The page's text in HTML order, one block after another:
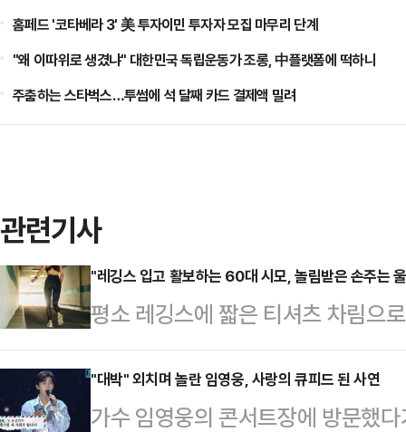
홈페드 '코타베라 3' 美 투자이민 투자자 모집 마무리 단계
"왜 이따위로 생겼냐" 대한민국 독립운동가 조롱, 中플랫폼에 떡하니
주춤하는 스타벅스…투썸에 석 달째 카드 결제액 밀려
관련기사
"레깅스 입고 활보하는 60대 시모, 놀림받은 손주는
평소 레깅스에 짧은 티셔츠 차림으
에게 놀림 받은 손주의 사연이 전
입고 다니는 할머니 때문에 창피당
며느리라고 소개한 A씨는 "주변에
"대박" 외치며 놀란 임영웅, 사랑의 큐피드 된 사연
가수 임영웅의 콘서트장에 방문했